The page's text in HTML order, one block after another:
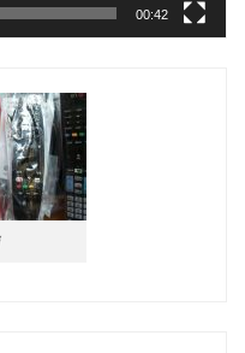
00:42